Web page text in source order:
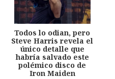
Todos lo odian, pero
Steve Harris revela el
único detalle que
habría salvado este
polémico disco de
Iron Maiden